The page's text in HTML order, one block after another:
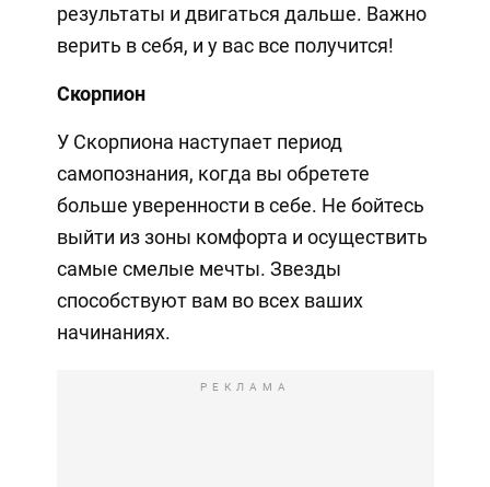
результаты и двигаться дальше. Важно
верить в себя, и у вас все получится!
Скорпион
У Скорпиона наступает период
самопознания, когда вы обретете
больше уверенности в себе. Не бойтесь
выйти из зоны комфорта и осуществить
самые смелые мечты. Звезды
способствуют вам во всех ваших
начинаниях.
РЕКЛАМА